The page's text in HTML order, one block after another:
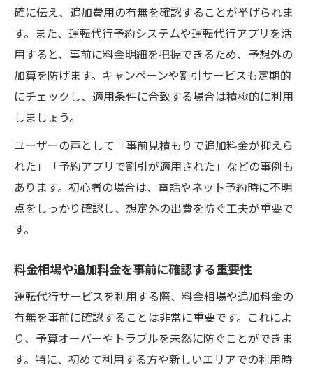
確に伝え、追加費用の有無を確認することが挙げられま
す。また、運転代行予約システムや運転代行アプリを活
用すると、事前に料金明細を把握できるため、予想外の
加算を防げます。キャンペーンや割引サービスも定期的
にチェックし、適用条件に合致する場合は積極的に利用
しましょう。
ユーザーの声として「事前見積もりで追加料金が抑えら
れた」「予約アプリで割引が適用された」などの事例も
あります。初心者の場合は、電話やネット予約時に不明
点をしっかり確認し、想定外の出費を防ぐ工夫が重要で
す。
料金相場や追加料金を事前に確認する重要性
運転代行サービスを利用する際、料金相場や追加料金の
有無を事前に確認することは非常に重要です。これによ
り、予算オーバーやトラブルを未然に防ぐことができま
す。特に、初めて利用する方や新しいエリアでの利用時